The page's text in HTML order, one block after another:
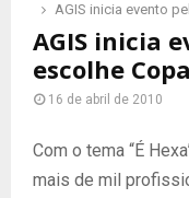
AGIS inicia evento
AGIS inicia
escolhe
16 de abril de 2010
Com o tema “É
mais de mil